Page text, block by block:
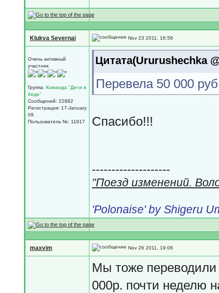
Klukva Severnai Nov 23 2011, 16:58
Очень активный
участник
Группа: Команда "Дети в
беде"
Сообщений: 22882
Регистрация: 17-January
09
Пользователь №: 11917
Цитата(Ururushechka
Перевела 50 000
Спасибо!!!
--------------------
"Поезд изменений.
'Polonaise' by Shigeru
maxvim Nov 26 2011, 19:06
Мы тоже переводили
000р. почти неделю